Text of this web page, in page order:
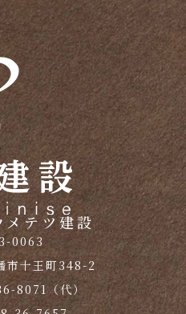
メテツ建設
0063
市十王町348-2
8071（代）